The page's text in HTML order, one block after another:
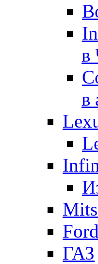
в
в
Ford
ГАЗ